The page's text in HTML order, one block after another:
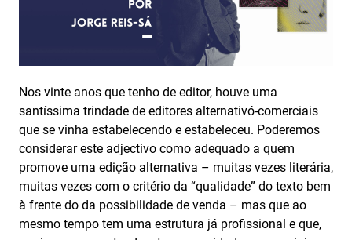
Nos vinte anos que tenho de editor, houve uma
santíssima trindade de editores alternativó-comerciais
que se vinha estabelecendo e estabeleceu. Poderemos
considerar este adjectivo como adequado a quem
promove uma edição alternativa – muitas vezes literária,
muitas vezes com o critério da “qualidade” do texto bem
à frente do da possibilidade de venda – mas que ao
mesmo tempo tem uma estrutura já profissional e que,